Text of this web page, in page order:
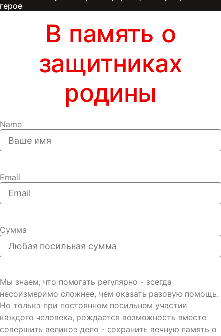
герое
В память о
защитниках
родины
Name
Email
Сумма
Мы знаем, что помогать регулярно - всегда
несоизмеримо сложнее, чем оказать разовую помощь.
Но только при постоянном посильном участии
каждого человека, рождается возможность вместе
совершить великое дело - сохранить вечную память о